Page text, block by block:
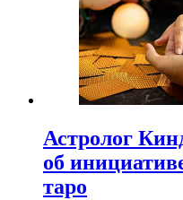
Астролог
об
таро